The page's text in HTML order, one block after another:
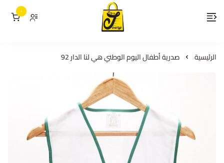
لمسات جوري
٠
الرئيسية صدرية أطفال اليوم الوطني هي لنا الدار 92